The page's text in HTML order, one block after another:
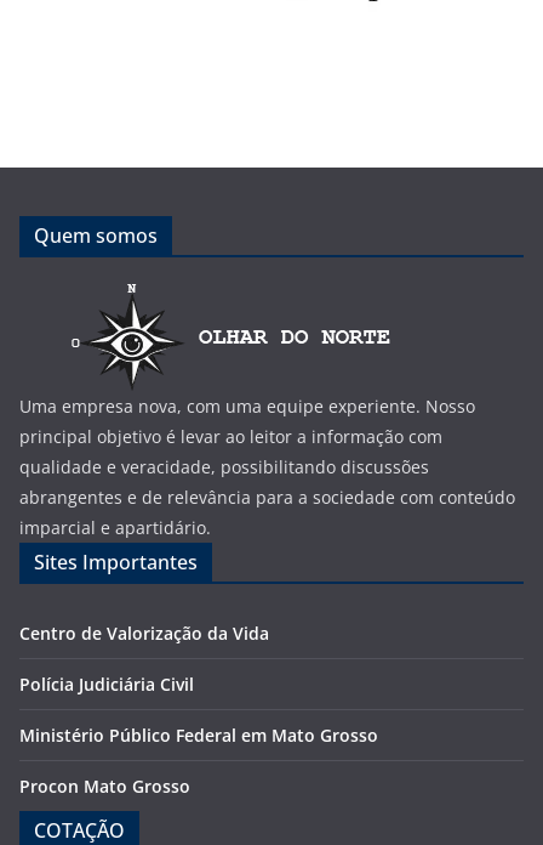
Quem somos
Uma empresa nova, com uma equipe experiente. Nosso
principal objetivo é levar ao leitor a informação com
qualidade e veracidade, possibilitando discussões
abrangentes e de relevância para a sociedade com conteúdo
imparcial e apartidário.
Sites Importantes
Centro de Valorização da Vida
Polícia Judiciária Civil
Ministério Público Federal em Mato Grosso
Procon Mato Grosso
COTAÇÃO